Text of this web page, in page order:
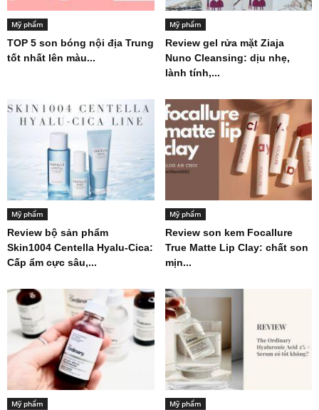
Mỹ phẩm
TOP 5 son bóng nội địa Trung
tốt nhất lên màu...
Mỹ phẩm
Review gel rửa mặt Ziaja
Nuno Cleansing: dịu nhẹ,
lành tính,...
Mỹ phẩm
Review bộ sản phẩm
Skin1004 Centella Hyalu-Cica:
Cấp ẩm cực sâu,...
Mỹ phẩm
Review son kem Focallure
True Matte Lip Clay: chất son
mịn...
Mỹ phẩm Mỹ phẩm